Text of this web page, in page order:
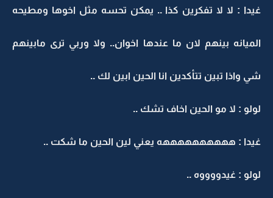
غيدا : لا لا تفكرين كذا .. يمكن تحسه مثل اخوها ومطيحه
الميانه بينهم لان ما عندها اخوان.. ولا وربي ترى مابينهم
شي واذا تبين تتأكدين انا الحين ابين لك ..
لولو : لا مو الحين اخاف تشك ..
غيدا : ههههههههههه يعني لين الحين ما شكت ..
لولو : غيدووووه ..